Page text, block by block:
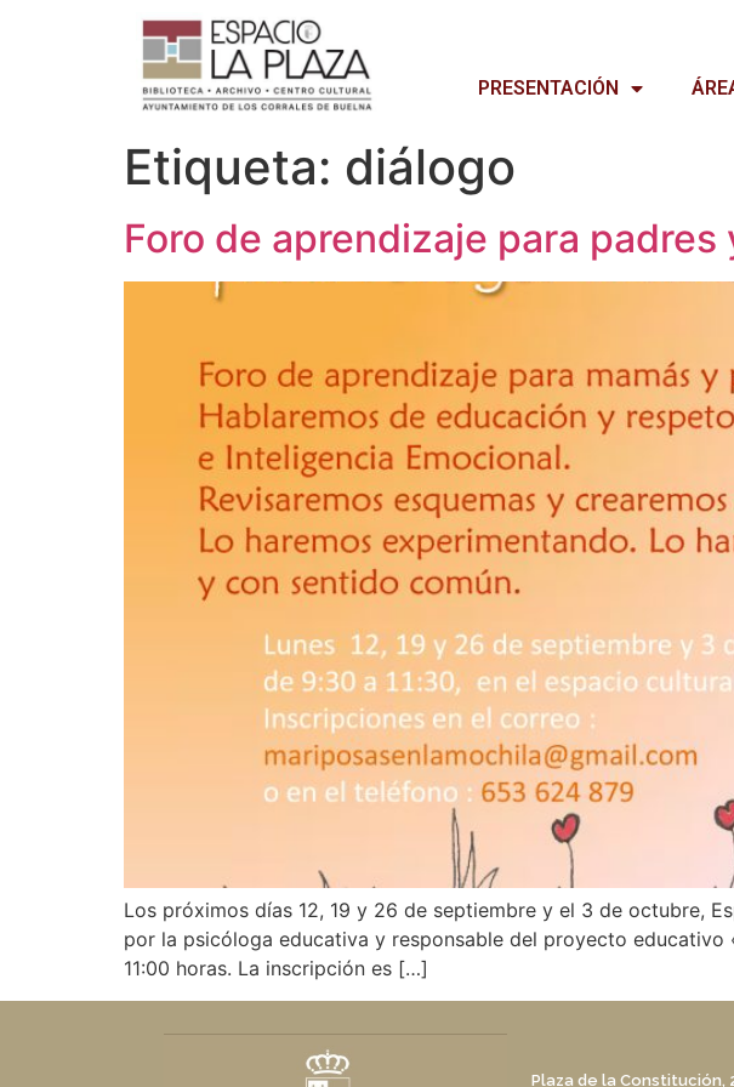
PRESENTACIÓN
Etiqueta: diálogo
Foro de aprendizaje para padres
Los próximos días 12, 19 y 26 de septiembre y el 3 de octubre,
por la psicóloga educativa y responsable del proyecto
11:00 horas. La inscripción es […]
Plaza de la Constitución,